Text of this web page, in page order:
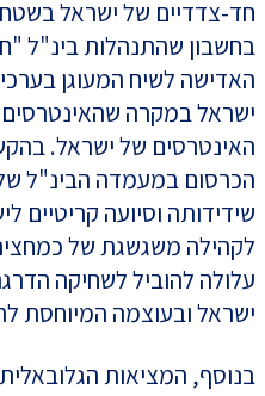
חד-צדדיים של ישראל
בחשבון שהתנהלות בינ"ל
האדישה לשיח המעוגן
ישראל במקרה
האינטרסים של ישראל.
הכרסום במעמדה הבינ"ל
שידידותה וסיועה קריטיים
לקהילה משגשגת של
עלולה להוביל לשחיקה
ישראל ובעוצמה המיוחסת
בנוסף, המציאות